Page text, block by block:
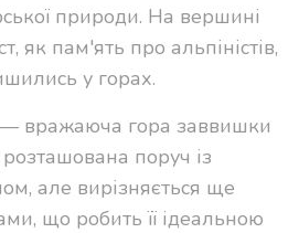
природи. На вершині
як пам'ять про альпіністів,
у горах.
вражаюча гора заввишки
поруч із
але вирізняється ще
що робить її ідеальною